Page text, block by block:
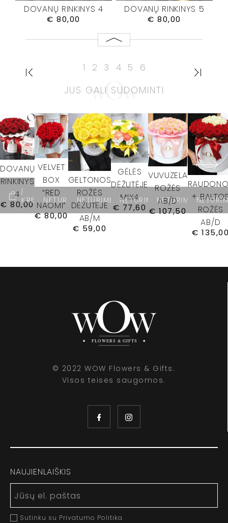
DOVANŲ RINKINYS 4
€ 80,00
DOVANŲ RINKINYS 5
€ 80,00
1 2 3 4 5 6
JUS GALI SUDOMINTI
Į
KREPŠELĮ
DOVANŲ
RINKINYS
4
€ 80,00 NETURIME
VELVET
BOX
“RED
NAOMI”
€80,00
NETURIME
GELTONOS
ROŽĖS
DĖŽUTĖJE
AB/M
€ 59,00
NETURIME
GĖLĖS
DĖŽUTĖJE
MIX4
€ 77,60
NETURIME
VUVUZELA
ROŽĖS
AB/D
€107,50
+
ROŽĖS
AB/D
€
© 2022 WOW Flowers & Gifts.
Visos teisės saugomos.
NAUJIENLAIŠKIS
Sutinku su Privatumo Politika